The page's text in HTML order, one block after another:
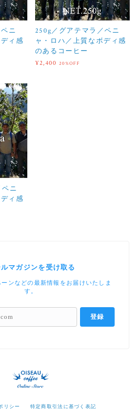
ニ
ィ感
250g／グアテマラ／ペニ
ャ・ロハ／上質なボディ感
のあるコーヒー
¥2,400 20%OFF
ニ
ィ感
ルマガジンを受け取る
ンなどの最新情報をお届けいたしま
す。
登録
リシー 特定商取引法に基づく表記